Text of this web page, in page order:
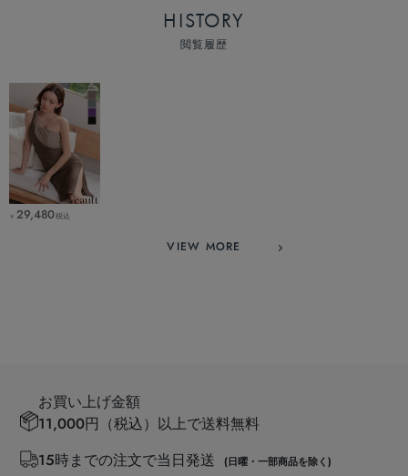
HISTORY
閲覧履歴
￥ 29,480税込
VIEW MORE
お買い上げ金額
11,000円（税込）以上で送料無料
15時までの注文で当日発送
(日曜・一部商品を除く)